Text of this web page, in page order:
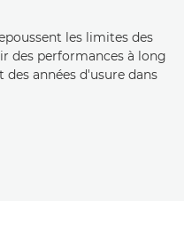
les limites des
des performances à long
années d'usure dans